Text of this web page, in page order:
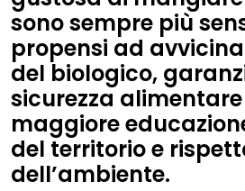
sono sempre più
propensi ad
del biologico,
sicurezza
maggiore
del territorio e
dell’ambiente.